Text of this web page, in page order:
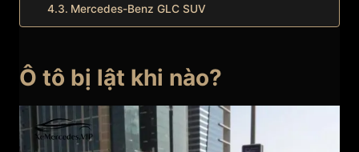
Mercedes-Benz GLC SUV
Ô tô bị lật khi nào?